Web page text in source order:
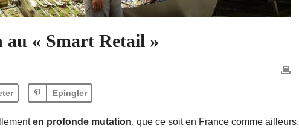
« Smart Retail »
Epingler
en profonde mutation, que ce soit en France comme ailleurs.